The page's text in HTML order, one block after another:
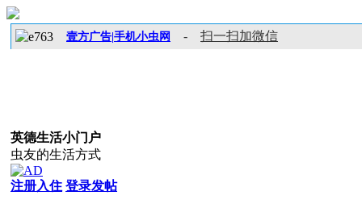
壹方广告|手机小虫网 - 扫一扫加微信
英德生活小门户
虫友的生活方式
注册入住 登录发帖